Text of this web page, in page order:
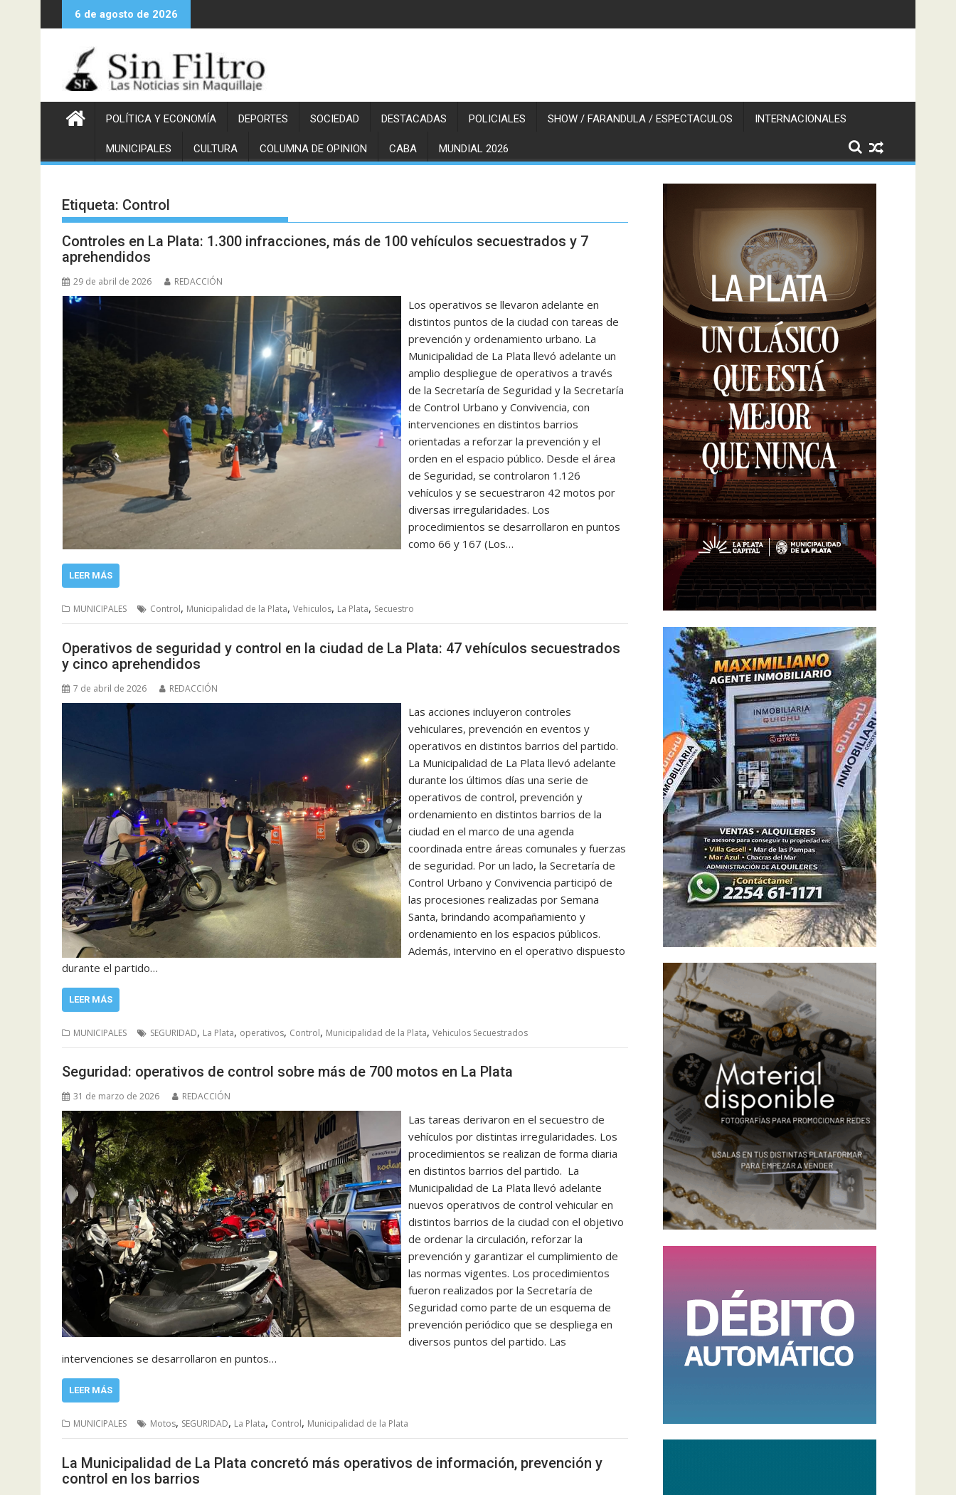
al
6 de agosto de 2026
POLÍTICA Y ECONOMÍA DEPORTES SOCIEDAD DESTACADAS POLICIALES SHOW / FARANDULA / ESPECTACULOS INTERNACIONALES
MUNICIPALES CULTURA COLUMNA DE OPINION CABA MUNDIAL 2026
Etiqueta: Control
Controles en La Plata: 1.300 infracciones, más de 100 vehículos secuestrados y 7
aprehendidos
29 de abril de 2026 REDACCIÓN
Los operativos se llevaron adelante en
distintos puntos de la ciudad con tareas de
prevención y ordenamiento urbano. La
Municipalidad de La Plata llevó adelante un
amplio despliegue de operativos a través
de la Secretaría de Seguridad y la Secretaría
de Control Urbano y Convivencia, con
intervenciones en distintos barrios
orientadas a reforzar la prevención y el
orden en el espacio público. Desde el área
de Seguridad, se controlaron 1.126
vehículos y se secuestraron 42 motos por
diversas irregularidades. Los
procedimientos se desarrollaron en puntos
como 66 y 167 (Los…
LEER MÁS
MUNICIPALES Control, Municipalidad de la Plata, Vehiculos, La Plata, Secuestro
Operativos de seguridad y control en la ciudad de La Plata: 47 vehículos secuestrados
y cinco aprehendidos
7 de abril de 2026 REDACCIÓN
Las acciones incluyeron controles
vehiculares, prevención en eventos y
operativos en distintos barrios del partido.
La Municipalidad de La Plata llevó adelante
durante los últimos días una serie de
operativos de control, prevención y
ordenamiento en distintos barrios de la
ciudad en el marco de una agenda
coordinada entre áreas comunales y fuerzas
de seguridad. Por un lado, la Secretaría de
Control Urbano y Convivencia participó de
las procesiones realizadas por Semana
Santa, brindando acompañamiento y
ordenamiento en los espacios públicos.
Además, intervino en el operativo dispuesto
durante el partido…
LEER MÁS
MUNICIPALES SEGURIDAD, La Plata, operativos, Control, Municipalidad de la Plata, Vehiculos Secuestrados
Seguridad: operativos de control sobre más de 700 motos en La Plata
31 de marzo de 2026 REDACCIÓN
Las tareas derivaron en el secuestro de
vehículos por distintas irregularidades. Los
procedimientos se realizan de forma diaria
en distintos barrios del partido. La
Municipalidad de La Plata llevó adelante
nuevos operativos de control vehicular en
distintos barrios de la ciudad con el objetivo
de ordenar la circulación, reforzar la
prevención y garantizar el cumplimiento de
las normas vigentes. Los procedimientos
fueron realizados por la Secretaría de
Seguridad como parte de un esquema de
prevención periódico que se despliega en
diversos puntos del partido. Las
intervenciones se desarrollaron en puntos…
LEER MÁS
MUNICIPALES Motos, SEGURIDAD, La Plata, Control, Municipalidad de la Plata
La Municipalidad de La Plata concretó más operativos de información, prevención y
control en los barrios